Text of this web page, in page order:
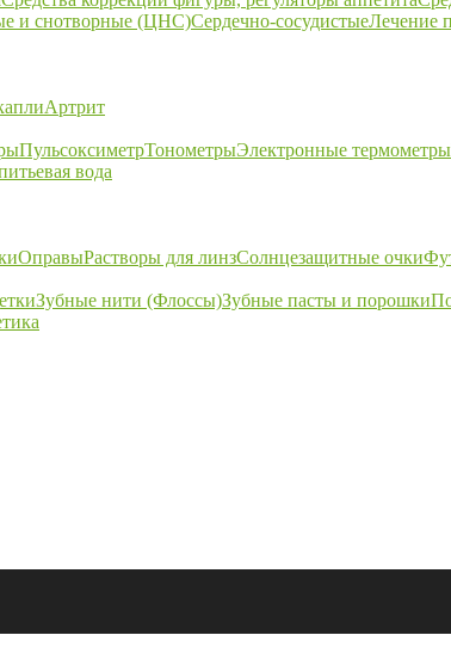
и снотворные (ЦНС)Сердечно-сосудистыеЛечение
Артрит
ПульсоксиметрТонометрыЭлектронные термометры
вода
ОправыРастворы для линзСолнцезащитные очки
Зубные нити (Флоссы)Зубные пасты и порошки